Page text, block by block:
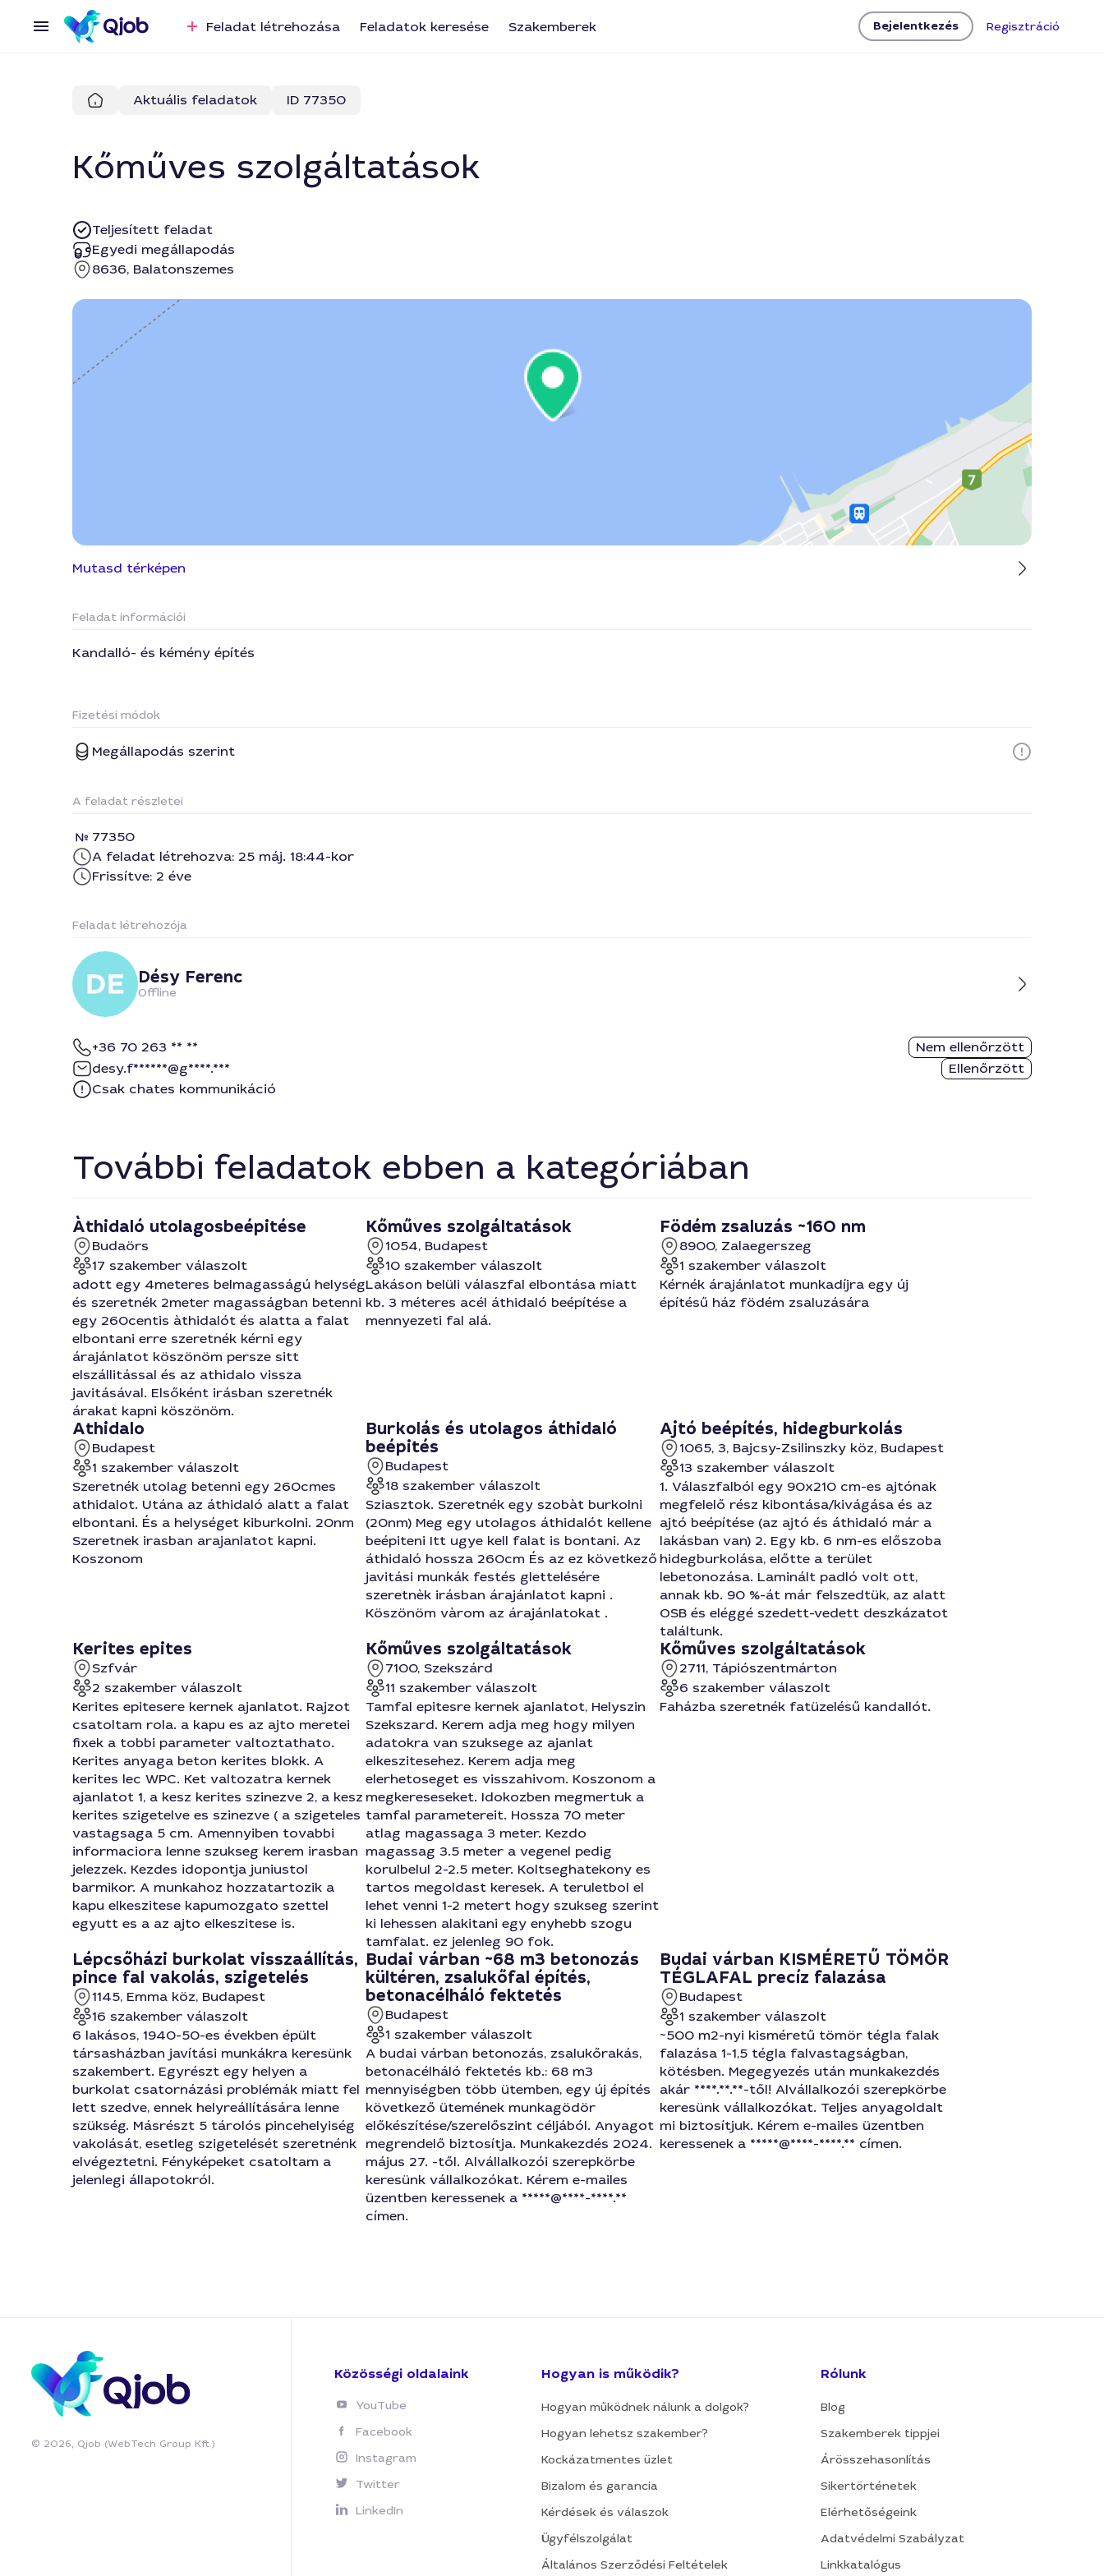
Feladat létrehozása Feladatok keresése Szakemberek Bejelentkezés Regisztráció
Aktuális feladatok ID 77350
Kőműves szolgáltatások
Teljesített feladat
Egyedi megállapodás
8636, Balatonszemes
Mutasd térképen
Feladat információi
Kandalló- és kémény építés
Fizetési módok
Megállapodás szerint
A feladat részletei
77350
A feladat létrehozva: 25 máj. 18:44-kor
Frissítve: 2 éve
Feladat létrehozója
Désy Ferenc
Offline
+36 70 263 ** **
Nem ellenőrzött
desy.f******@g****.***
Ellenőrzött
Csak chates kommunikáció
További feladatok ebben a kategóriában
Àthidaló utolagosbeépitése
Budaörs
17 szakember válaszolt
adott egy 4meteres belmagasságú helység
és szeretnék 2meter magasságban betenni
egy 260centis àthidalót és alatta a falat
elbontani erre szeretnék kérni egy
árajánlatot köszönöm persze sitt
elszállitással és az athidalo vissza
javitásával. Elsőként irásban szeretnék
árakat kapni köszönöm.
Kőműves szolgáltatások
1054, Budapest
10 szakember válaszolt
Lakáson belüli válaszfal elbontása miatt
kb. 3 méteres acél áthidaló beépítése a
mennyezeti fal alá.
Födém zsaluzás ~160 nm
8900, Zalaegerszeg
1 szakember válaszolt
Kérnék árajánlatot munkadíjra egy új
építésű ház födém zsaluzására
Athidalo
Budapest
1 szakember válaszolt
Szeretnék utolag betenni egy 260cmes
athidalot. Utána az áthidaló alatt a falat
elbontani. És a helységet kiburkolni. 20nm
Szeretnek irasban arajanlatot kapni.
Koszonom
Burkolás és utolagos áthidaló
beépités
Budapest
18 szakember válaszolt
Sziasztok. Szeretnék egy szobàt burkolni
(20nm) Meg egy utolagos áthidalót kellene
beépiteni Itt ugye kell falat is bontani. Az
áthidaló hossza 260cm És az ez következő
javitási munkák festés glettelésére
szeretnèk irásban árajánlatot kapni .
Köszönöm vàrom az árajánlatokat .
Ajtó beépítés, hidegburkolás
1065, 3, Bajcsy-Zsilinszky köz, Budapest
13 szakember válaszolt
1. Válaszfalból egy 90x210 cm-es ajtónak
megfelelő rész kibontása/kivágása és az
ajtó beépítése (az ajtó és áthidaló már a
lakásban van) 2. Egy kb. 6 nm-es előszoba
hidegburkolása, előtte a terület
lebetonozása. Laminált padló volt ott,
annak kb. 90 %-át már felszedtük, az alatt
OSB és eléggé szedett-vedett deszkázatot
találtunk.
Kerites epites
Szfvár
2 szakember válaszolt
Kerites epitesere kernek ajanlatot. Rajzot
csatoltam rola. a kapu es az ajto meretei
fixek a tobbi parameter valtoztathato.
Kerites anyaga beton kerites blokk. A
kerites lec WPC. Ket valtozatra kernek
ajanlatot 1, a kesz kerites szinezve 2, a kesz
kerites szigetelve es szinezve ( a szigeteles
vastagsaga 5 cm. Amennyiben tovabbi
informaciora lenne szukseg kerem irasban
jelezzek. Kezdes idopontja juniustol
barmikor. A munkahoz hozzatartozik a
kapu elkeszitese kapumozgato szettel
egyutt es a az ajto elkeszitese is.
Kőműves szolgáltatások
7100, Szekszárd
11 szakember válaszolt
Tamfal epitesre kernek ajanlatot, Helyszin
Szekszard. Kerem adja meg hogy milyen
adatokra van szuksege az ajanlat
elkeszitesehez. Kerem adja meg
elerhetoseget es visszahivom. Koszonom a
megkereseseket. Idokozben megmertuk a
tamfal parametereit. Hossza 70 meter
atlag magassaga 3 meter. Kezdo
magassag 3.5 meter a vegenel pedig
korulbelul 2-2.5 meter. Koltseghatekony es
tartos megoldast keresek. A teruletbol el
lehet venni 1-2 metert hogy szukseg szerint
ki lehessen alakitani egy enyhebb szogu
tamfalat. ez jelenleg 90 fok.
Kőműves szolgáltatások
2711, Tápiószentmárton
6 szakember válaszolt
Faházba szeretnék fatüzelésű kandallót.
Lépcsőházi burkolat visszaállítás,
pince fal vakolás, szigetelés
1145, Emma köz, Budapest
16 szakember válaszolt
6 lakásos, 1940-50-es években épült
társasházban javítási munkákra keresünk
szakembert. Egyrészt egy helyen a
burkolat csatornázási problémák miatt fel
lett szedve, ennek helyreállítására lenne
szükség. Másrészt 5 tárolós pincehelyiség
vakolását, esetleg szigetelését szeretnénk
elvégeztetni. Fényképeket csatoltam a
jelenlegi állapotokról.
Budai várban ~68 m3 betonozás
kültéren, zsalukőfal építés,
betonacélháló fektetés
Budapest
1 szakember válaszolt
A budai várban betonozás, zsalukőrakás,
betonacélháló fektetés kb.: 68 m3
mennyiségben több ütemben, egy új építés
következő ütemének munkagödör
előkészítése/szerelőszint céljából. Anyagot
megrendelő biztosítja. Munkakezdés 2024.
május 27. -től. Alvállalkozói szerepkörbe
keresünk vállalkozókat. Kérem e-mailes
üzentben keressenek a *****@****-****.**
címen.
Budai várban KISMÉRETŰ TÖMÖR
TÉGLAFAL precíz falazása
Budapest
1 szakember válaszolt
~500 m2-nyi kisméretű tömör tégla falak
falazása 1-1,5 tégla falvastagságban,
kötésben. Megegyezés után munkakezdés
akár ****.**.**-től! Alvállalkozói szerepkörbe
keresünk vállalkozókat. Teljes anyagoldalt
mi biztosítjuk. Kérem e-mailes üzentben
keressenek a *****@****-****.** címen.
© 2026, Qjob (WebTech Group Kft.)
Közösségi oldalaink
YouTube
Facebook
Instagram
Twitter
LinkedIn
Hogyan is működik?
Hogyan működnek nálunk a dolgok?
Hogyan lehetsz szakember?
Kockázatmentes üzlet
Bizalom és garancia
Kérdések és válaszok
Ügyfélszolgálat
Általános Szerződési Feltételek
Rólunk
Blog
Szakemberek tippjei
Árösszehasonlítás
Sikertörténetek
Elérhetőségeink
Adatvédelmi Szabályzat
Linkkatalógus